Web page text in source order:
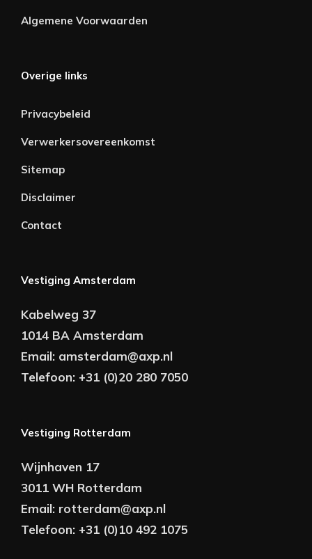
Algemene Voorwaarden
Overige links
Privacybeleid
Verwerkersovereenkomst
Sitemap
Disclaimer
Contact
Vestiging Amsterdam
Kabelweg 37
1014 BA Amsterdam
Email: amsterdam@axp.nl
Telefoon: +31 (0)20 280 7050
Vestiging Rotterdam
Wijnhaven 17
3011 WH Rotterdam
Email: rotterdam@axp.nl
Telefoon: +31 (0)10 492 1075